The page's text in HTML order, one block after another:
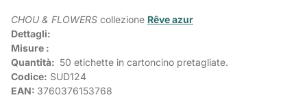
CHOU & FLOWERS collezione Rêve azur
Dettagli:
Misure :
Quantità: 50 etichette in cartoncino pretagliate.
Codice: SUD124
EAN: 3760376153768